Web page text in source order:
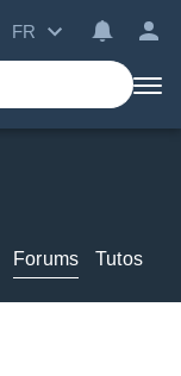
FR
Forums Tutos